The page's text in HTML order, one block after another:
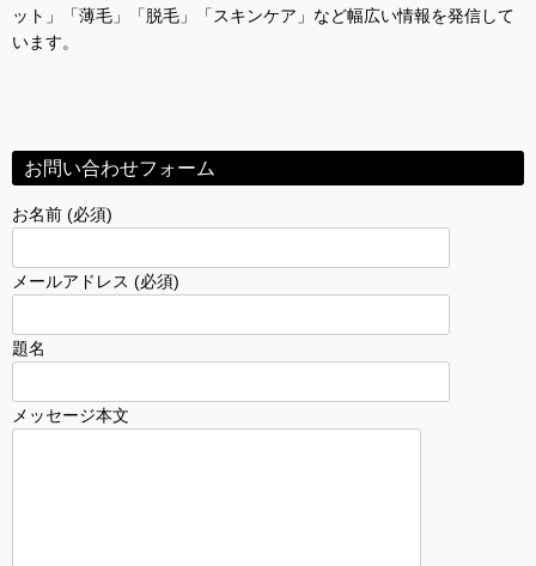
ット」「薄毛」「脱毛」「スキンケア」など幅広い情報を発信して
います。
お問い合わせフォーム
お名前 (必須)
メールアドレス (必須)
題名
メッセージ本文